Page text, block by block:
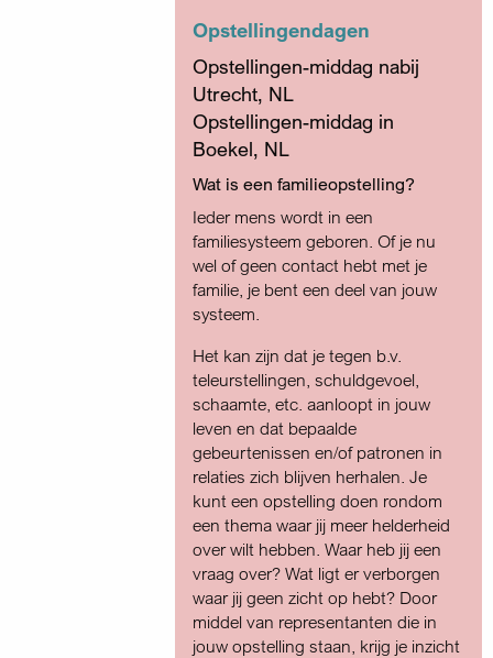
Opstellingendagen
Opstellingen-middag nabij
Utrecht, NL
Opstellingen-middag in
Boekel, NL
Wat is een familieopstelling?
Ieder mens wordt in een
familiesysteem geboren. Of je nu
wel of geen contact hebt met je
familie, je bent een deel van jouw
systeem.
Het kan zijn dat je tegen b.v.
teleurstellingen, schuldgevoel,
schaamte, etc. aanloopt in jouw
leven en dat bepaalde
gebeurtenissen en/of patronen in
relaties zich blijven herhalen. Je
kunt een opstelling doen rondom
een thema waar jij meer helderheid
over wilt hebben. Waar heb jij een
vraag over? Wat ligt er verborgen
waar jij geen zicht op hebt? Door
middel van representanten die in
jouw opstelling staan, krijg je inzicht